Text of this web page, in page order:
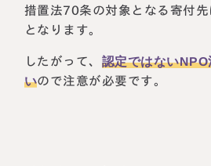
措置法70条の対象となる寄付
となります。
したがって、認定ではない
いので注意が必要です。